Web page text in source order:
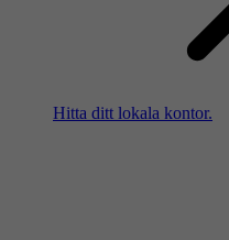
Hitta ditt lokala kontor.